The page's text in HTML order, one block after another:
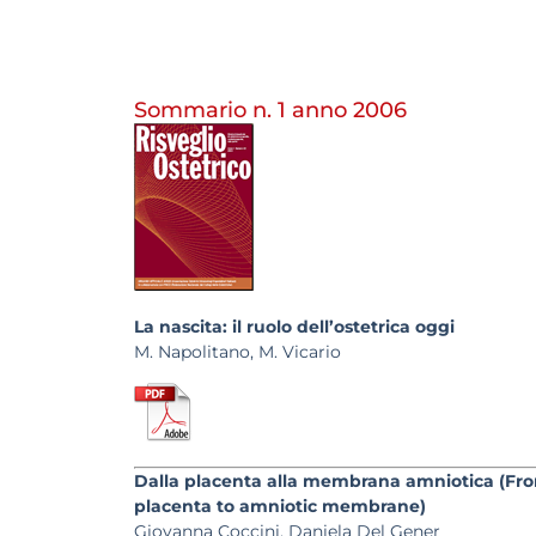
Sommario n. 1 anno 2006
La nascita: il ruolo dell’ostetrica oggi
M. Napolitano, M. Vicario
Dalla placenta alla membrana amniotica
placenta to amniotic membrane)
Giovanna Coccini, Daniela Del Gener